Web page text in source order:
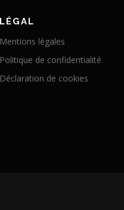
LÉGAL
Mentions légales
Politique de confidentialité
Déclaration de cookies